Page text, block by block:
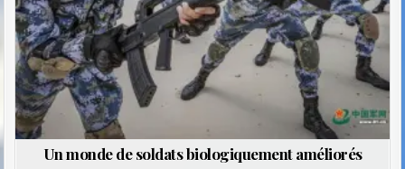
Un monde de soldats biologiquement améliorés